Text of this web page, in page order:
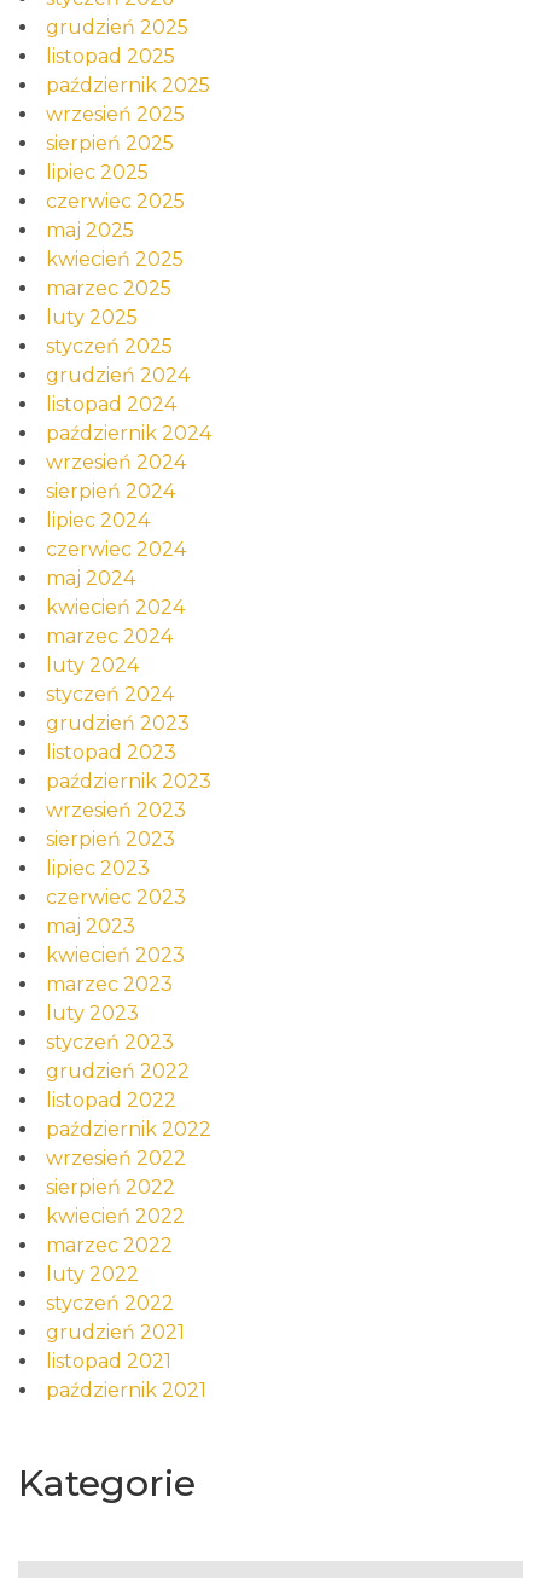
grudzień 2025
listopad 2025
październik 2025
wrzesień 2025
sierpień 2025
lipiec 2025
czerwiec 2025
maj 2025
kwiecień 2025
marzec 2025
luty 2025
styczeń 2025
grudzień 2024
listopad 2024
październik 2024
wrzesień 2024
sierpień 2024
lipiec 2024
czerwiec 2024
maj 2024
kwiecień 2024
marzec 2024
luty 2024
styczeń 2024
grudzień 2023
listopad 2023
październik 2023
wrzesień 2023
sierpień 2023
lipiec 2023
czerwiec 2023
maj 2023
kwiecień 2023
marzec 2023
luty 2023
styczeń 2023
grudzień 2022
listopad 2022
październik 2022
wrzesień 2022
sierpień 2022
kwiecień 2022
marzec 2022
luty 2022
styczeń 2022
grudzień 2021
listopad 2021
październik 2021
Kategorie